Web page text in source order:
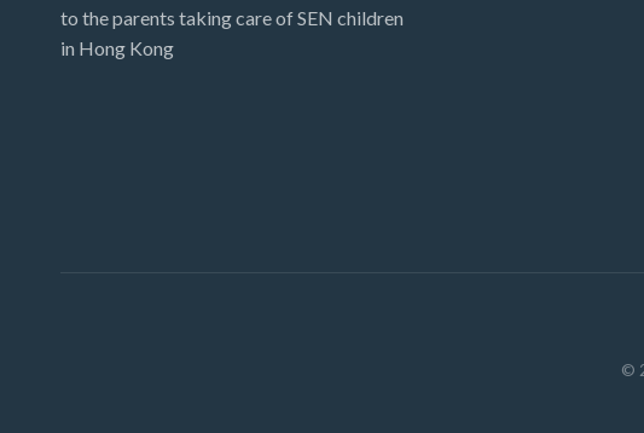
to the parents taking care of SEN children
in Hong Kong
©